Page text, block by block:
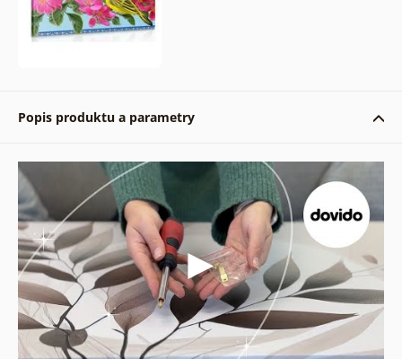
Popis produktu a parametry